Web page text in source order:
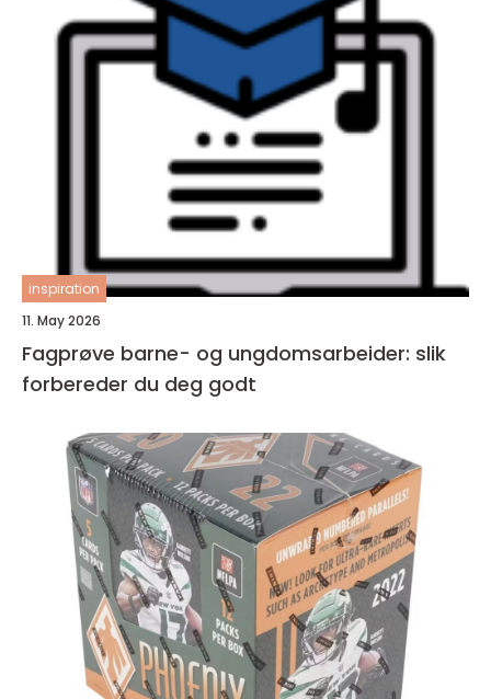
inspiration
11. May 2026
Fagprøve barne- og ungdomsarbeider: slik
forbereder du deg godt